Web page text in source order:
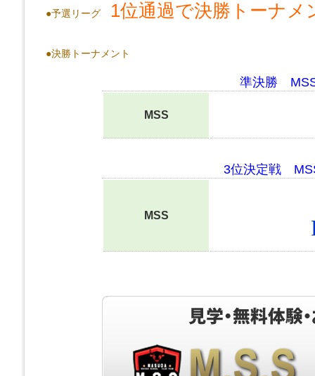
●予選リーグ 1位通過で決勝トーナメ
●決勝トーナメント
準決勝
MSS
3位決定戦
MSS